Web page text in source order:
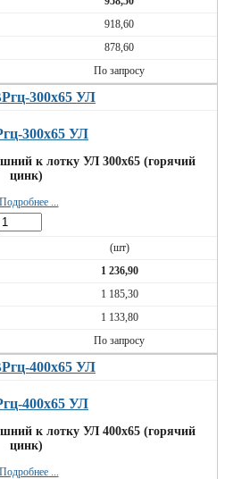
918,60
878,60
По запросу
300х65 УЛ
к лотку УЛ 300х65 (горячий
цинк)
Подробнее ...
(шт)
1 236,90
1 185,30
1 133,80
По запросу
400х65 УЛ
к лотку УЛ 400х65 (горячий
цинк)
Подробнее ...